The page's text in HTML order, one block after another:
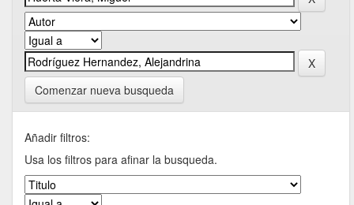
Comenzar nueva busqueda
Añadir filtros:
Usa los filtros para afinar la busqueda.